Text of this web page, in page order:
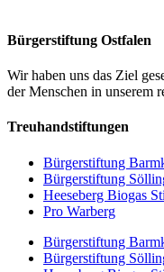
Bürgerstiftung Ostfalen
Wir haben uns das Ziel
der Menschen in unserem
Treuhandstiftungen
Bürgerstiftung
Bürgerstiftung
Heeseberg Biogas
Pro Warberg
Bürgerstiftung
Bürgerstiftung